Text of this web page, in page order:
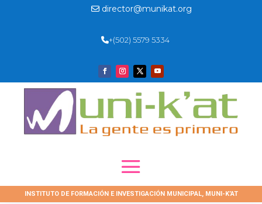
director@munikat.org
+(502) 5579 5334
INSTITUTO DE FORMACIÓN E INVESTIGACIÓN MUNICIPAL, MUNI-K’AT